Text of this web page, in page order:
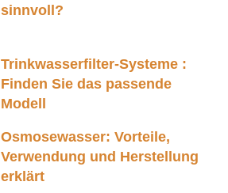
sinnvoll?
Trinkwasserfilter-Systeme :
Finden Sie das passende
Modell
Osmosewasser: Vorteile,
Verwendung und Herstellung
erklärt